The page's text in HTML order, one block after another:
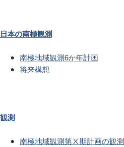
日本の南極観測
南極地域観測6か年計画
将来構想
観測
南極地域観測第Ⅹ期計画の観測